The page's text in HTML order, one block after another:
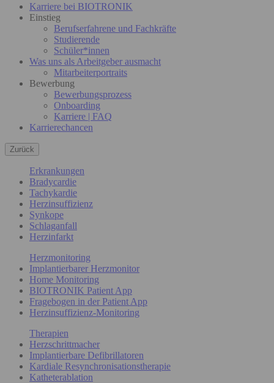
Karriere bei BIOTRONIK
Einstieg
Berufserfahrene und Fachkräfte
Studierende
Schüler*innen
Was uns als Arbeitgeber ausmacht
Mitarbeiterportraits
Bewerbung
Bewerbungsprozess
Onboarding
Karriere | FAQ
Karrierechancen
Zurück
Erkrankungen
Bradycardie
Tachykardie
Herzinsuffizienz
Synkope
Schlaganfall
Herzinfarkt
Herzmonitoring
Implantierbarer Herzmonitor
Home Monitoring
BIOTRONIK Patient App
Fragebogen in der Patient App
Herzinsuffizienz-Monitoring
Therapien
Herzschrittmacher
Implantierbare Defibrillatoren
Kardiale Resynchronisationstherapie
Katheterablation